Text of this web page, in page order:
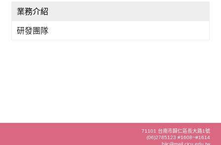
業務介紹
研發團隊
71101 台南市歸仁區長大路1號
(06)2785123 #1608~#1614